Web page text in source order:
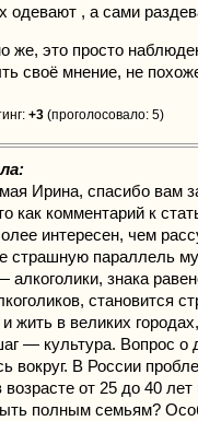
одевают , а сами
же, это просто
своё мнение, не
+3 (проголосовало: 5)
Ирина, спасибо вам
как комментарий к
интересен, чем
страшную параллель
алкоголики, знака
становится
жить в великих
— культура. Вопрос о
вокруг. В России
от 25 до 40 лет
полным семьям?